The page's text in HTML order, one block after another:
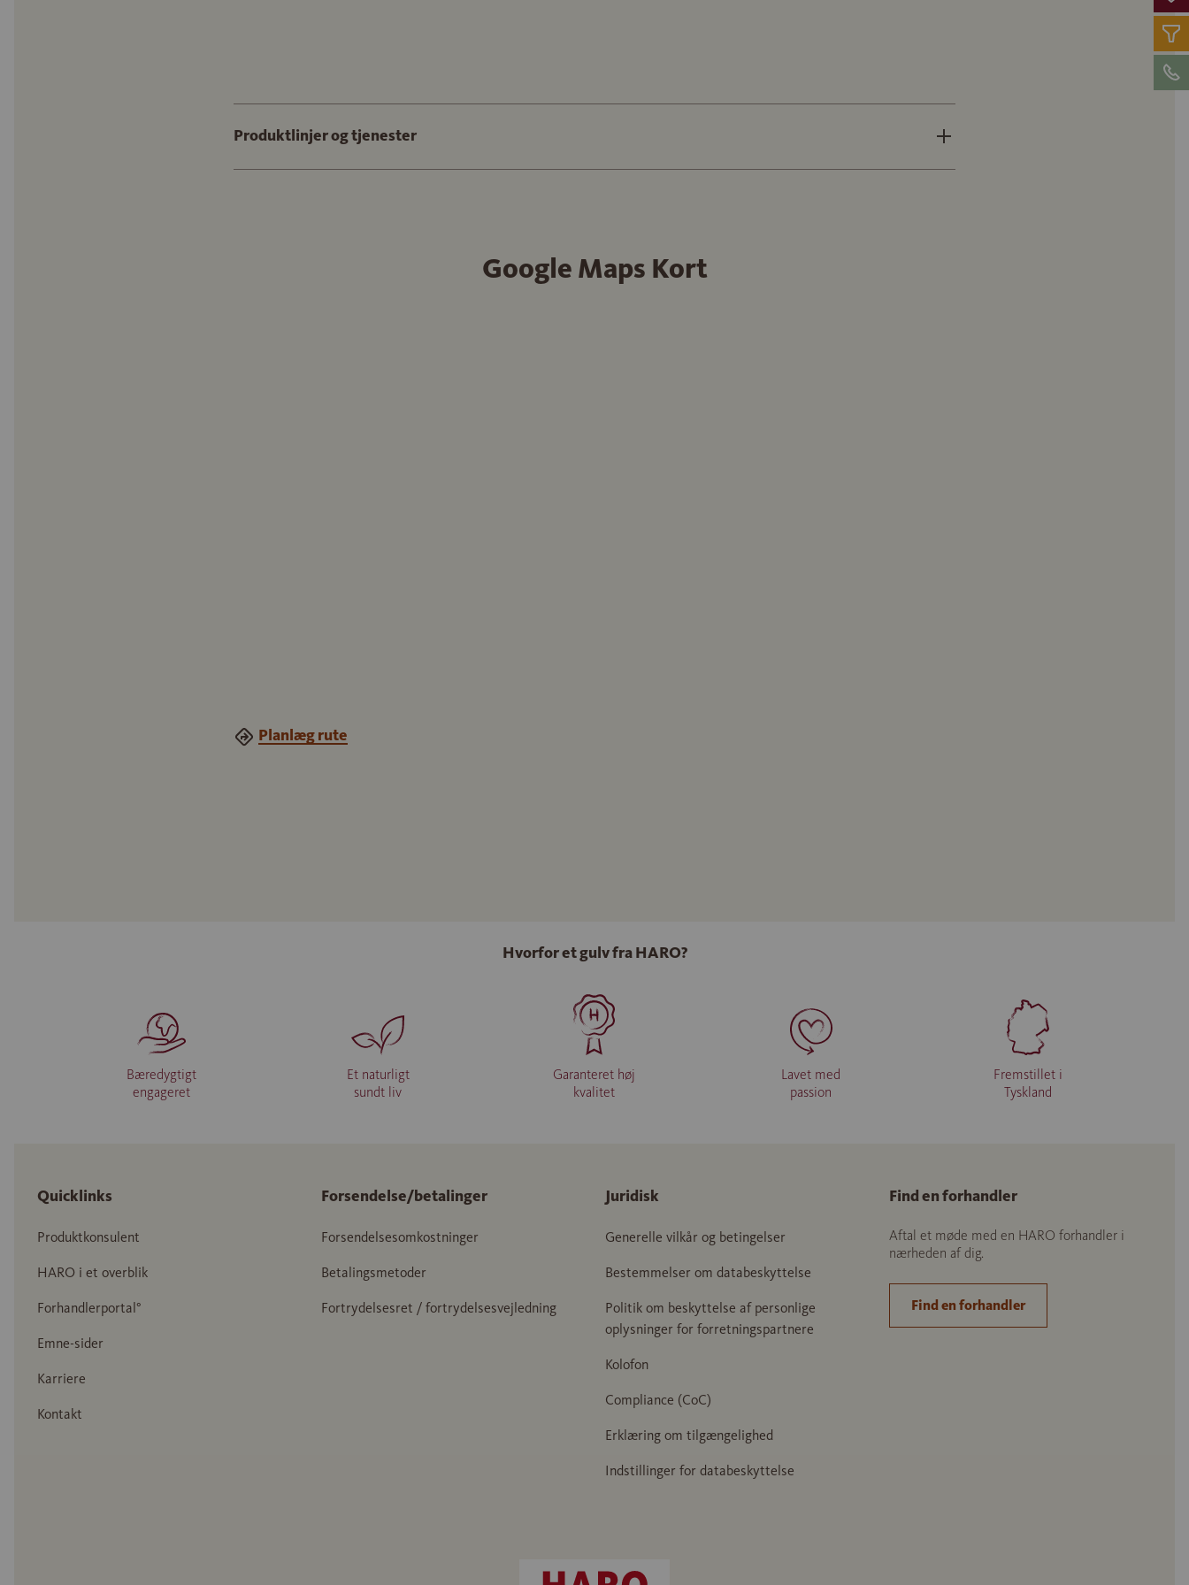
Produktlinjer og tjenester
Google Maps Kort
Planlæg rute
Hvorfor et gulv fra HARO?
Bæredygtigt
engageret
Et naturligt
sundt liv
Garanteret høj
kvalitet
Lavet med
passion
Fremstillet i
Tyskland
Quicklinks
Produktkonsulent
HARO i et overblik
Forhandlerportal°
Emne-sider
Karriere
Kontakt
Forsendelse/betalinger
Forsendelsesomkostninger
Betalingsmetoder
Fortrydelsesret / fortrydelsesvejledning
Juridisk
Generelle vilkår og betingelser
Bestemmelser om databeskyttelse
Politik om beskyttelse af personlige
oplysninger for forretningspartnere
Kolofon
Compliance (CoC)
Erklæring om tilgængelighed
Indstillinger for databeskyttelse
Find en forhandler
Aftal et møde med en HARO forhandler i
nærheden af dig.
Find en forhandler